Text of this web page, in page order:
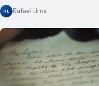
RL Rafael Lima